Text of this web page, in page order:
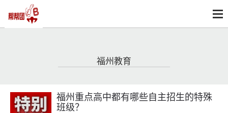
福州教育
福州重点高中都有哪些自主招生的特殊
班级？